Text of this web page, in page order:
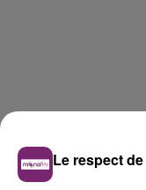
Le respect